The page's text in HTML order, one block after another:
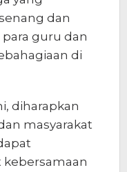
dan
guru dan
di
diharapkan
masyarakat